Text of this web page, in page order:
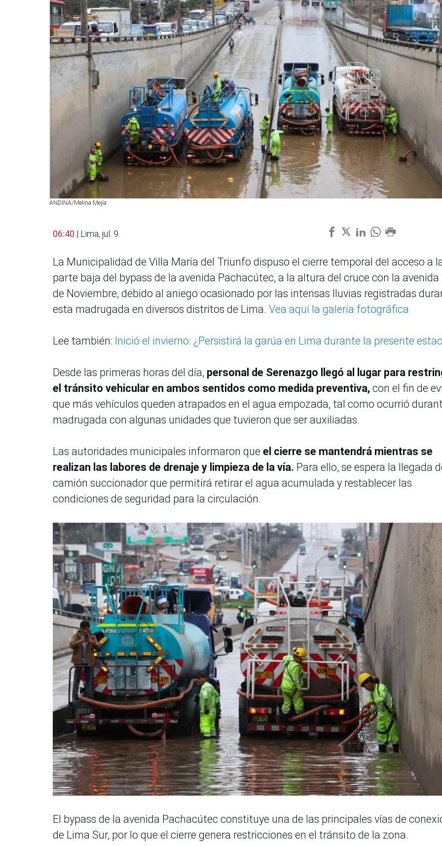
ANDINA/Melina Mejía
06:40 | Lima, jul. 9.
La Municipalidad de Villa María del Triunfo dispuso el cierre temporal del acceso a
parte baja del bypass de la avenida Pachacútec, a la altura del cruce con la avenida
de Noviembre, debido al aniego ocasionado por las intensas lluvias registradas
esta madrugada en diversos distritos de Lima. Vea aquí la galería fotográfica
Lee también: Inició el invierno: ¿Persistirá la garúa en Lima durante la presente
Desde las primeras horas del día, personal de Serenazgo llegó al lugar para
el tránsito vehicular en ambos sentidos como medida preventiva, con el fin de
que más vehículos queden atrapados en el agua empozada, tal como ocurrió
madrugada con algunas unidades que tuvieron que ser auxiliadas.
Las autoridades municipales informaron que el cierre se mantendrá mientras se
realizan las labores de drenaje y limpieza de la vía. Para ello, se espera la llegada
camión succionador que permitirá retirar el agua acumulada y restablecer las
condiciones de seguridad para la circulación.
El bypass de la avenida Pachacútec constituye una de las principales vías de
de Lima Sur, por lo que el cierre genera restricciones en el tránsito de la zona.